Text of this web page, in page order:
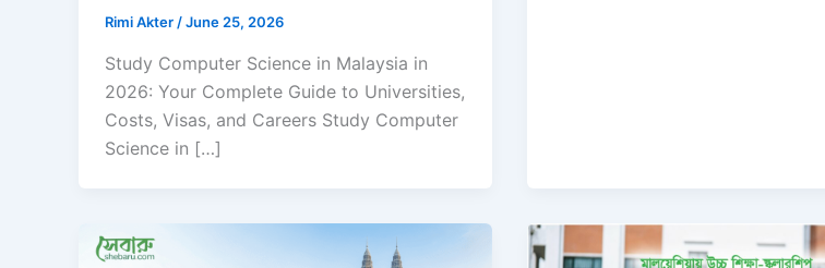
Rimi Akter/June 25, 2026
Study Computer Science in Malaysia in
2026: Your Complete Guide to Universities,
Costs, Visas, and Careers Study Computer
Science in […]